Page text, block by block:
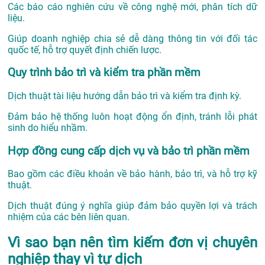
Các báo cáo nghiên cứu về công nghệ mới, phân tích dữ
liệu.
Giúp doanh nghiệp chia sẻ dễ dàng thông tin với đối tác
quốc tế, hỗ trợ quyết định chiến lược.
Quy trình bảo trì và kiểm tra phần mềm
Dịch thuật tài liệu hướng dẫn bảo trì và kiểm tra định kỳ.
Đảm bảo hệ thống luôn hoạt động ổn định, tránh lỗi phát
sinh do hiểu nhầm.
Hợp đồng cung cấp dịch vụ và bảo trì phần mềm
Bao gồm các điều khoản về bảo hành, bảo trì, và hỗ trợ kỹ
thuật.
Dịch thuật đúng ý nghĩa giúp đảm bảo quyền lợi và trách
nhiệm của các bên liên quan.
Vì sao bạn nên tìm kiếm đơn vị chuyên
nghiệp thay vì tự dịch